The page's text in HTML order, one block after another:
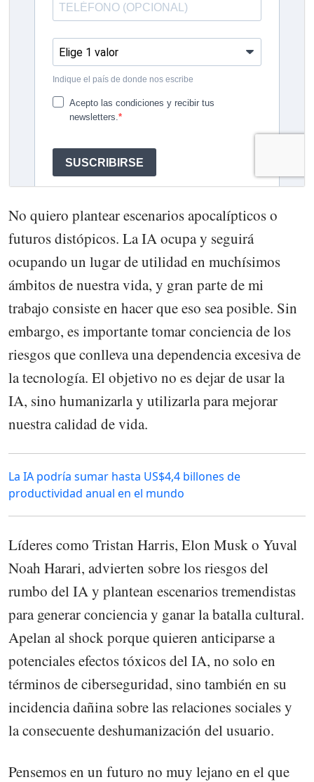
No quiero plantear escenarios apocalípticos o
futuros distópicos. La IA ocupa y seguirá
ocupando un lugar de utilidad en muchísimos
ámbitos de nuestra vida, y gran parte de mi
trabajo consiste en hacer que eso sea posible. Sin
embargo, es importante tomar conciencia de los
riesgos que conlleva una dependencia excesiva de
la tecnología. El objetivo no es dejar de usar la
IA, sino humanizarla y utilizarla para mejorar
nuestra calidad de vida.
La IA podría sumar hasta US$4,4 billones de
productividad anual en el mundo
Líderes como Tristan Harris, Elon Musk o Yuval
Noah Harari, advierten sobre los riesgos del
rumbo del IA y plantean escenarios tremendistas
para generar conciencia y ganar la batalla cultural.
Apelan al shock porque quieren anticiparse a
potenciales efectos tóxicos del IA, no solo en
términos de ciberseguridad, sino también en su
incidencia dañina sobre las relaciones sociales y
la consecuente deshumanización del usuario.
Pensemos en un futuro no muy lejano en el que